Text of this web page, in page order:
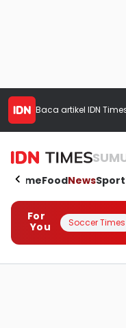
Baca artikel IDN
HomeFoodNewsSport
For
You
Soccer Times